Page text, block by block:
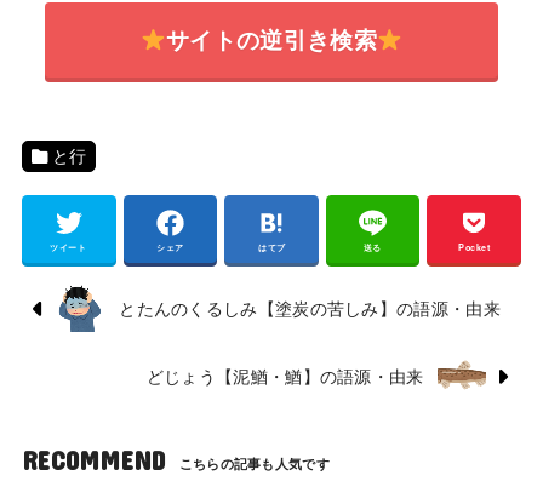
サイトの逆引き検索
と行
ツイート シェア はてブ 送る Pocket
とたんのくるしみ【塗炭の苦しみ】の語源・由来
どじょう【泥鰌・鰌】の語源・由来
RECOMMEND